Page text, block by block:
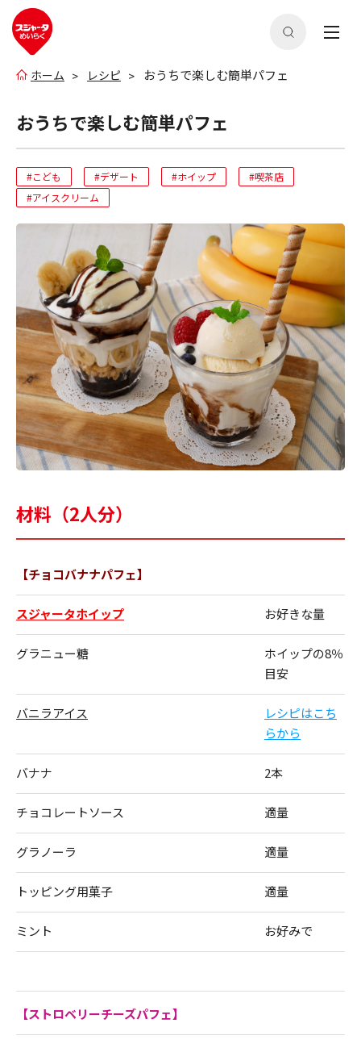
ホーム レシピ おうちで楽しむ簡単パフェ
おうちで楽しむ簡単パフェ
#こども #デザート #ホイップ
#喫茶店
#アイスクリーム
材料（2人分）
【チョコバナナパフェ】
スジャータホイップ お好きな量
グラニュー糖
ホイップの8％
目安
バニラアイス
レシピはこち
らから
バナナ 2本
チョコレートソース 適量
グラノーラ 適量
トッピング用菓子 適量
ミント お好みで
【ストロベリーチーズパフェ】